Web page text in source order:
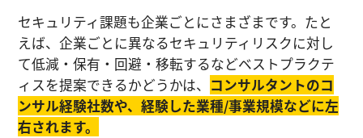
セキュリティ課題も企業ごとにさまざまです。たと
えば、企業ごとに異なるセキュリティリスクに対し
て低減・保有・回避・移転するなどベストプラクテ
ィスを提案できるかどうかは、 コンサルタントのコ
ンサル経験社数や、経験した業種/事業規模などに左
右されます。